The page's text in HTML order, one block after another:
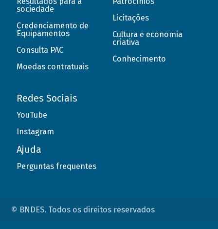
sociedade
Credenciamento de
Equipamentos
Consulta PAC
Moedas contratuais
Licitações
Cultura e economia
criativa
Conhecimento
Redes Sociais
YouTube
Instagram
Ajuda
Perguntas frequentes
© BNDES. Todos os direitos reservados